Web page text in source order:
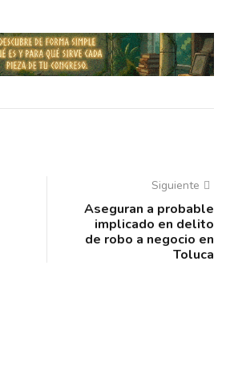
Siguiente
Aseguran a probable
implicado en delito
de robo a negocio en
Toluca